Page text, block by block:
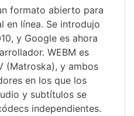
formato abierto para
línea. Se introdujo
y Google es ahora
WEBM es
(Matroska), y ambos
en los que los
y subtítulos se
independientes.